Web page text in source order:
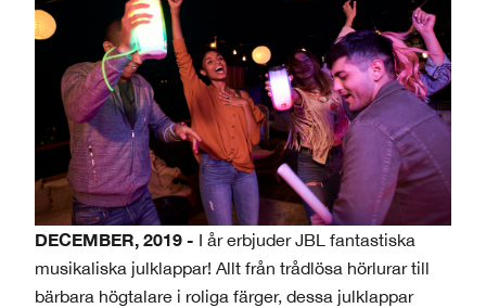
DECEMBER, 2019 - I år erbjuder JBL fantastiska
musikaliska julklappar! Allt från trådlösa hörlurar till
bärbara högtalare i roliga färger, dessa julklappar